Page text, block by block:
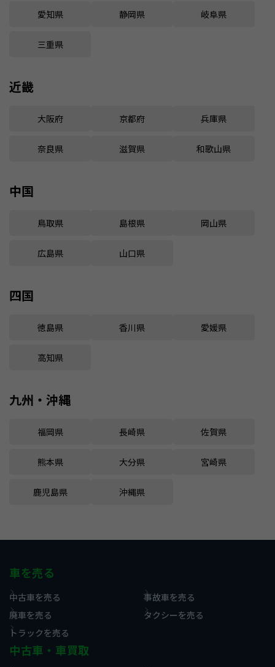
愛知県 静岡県 岐阜県
三重県
近畿
大阪府 京都府 兵庫県
奈良県 滋賀県 和歌山県
中国
鳥取県 島根県 岡山県
広島県 山口県
四国
徳島県 香川県 愛媛県
高知県
九州・沖縄
福岡県 長崎県 佐賀県
熊本県 大分県 宮崎県
鹿児島県 沖縄県
車を売る
中古車を売る
事故車を売る
廃車を売る
タクシーを売る
トラックを売る
中古車・車買取